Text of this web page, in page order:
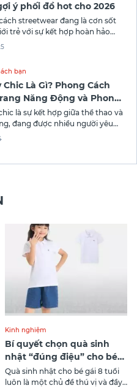
ý phối đồ hot cho 2026
streetwear đang là cơn sốt
trẻ với sự kết hợp hoàn hảo
mái và cá tính. Từ những
thần tự do và sự bụi bặm.
bạn
Chic Là Gì? Phong Cách
Năng Động và Phong
là sự kết hợp giữa thể thao và
đang được nhiều người yêu
cách này không chỉ mang lại
Kinh nghiệm
Bí quyết chọn quà sinh
nhật “đúng điệu” cho bé
gái 8 tuổi
Quà sinh nhật cho bé gái 8 tuổi
luôn là một chủ đề thú vị và đầy